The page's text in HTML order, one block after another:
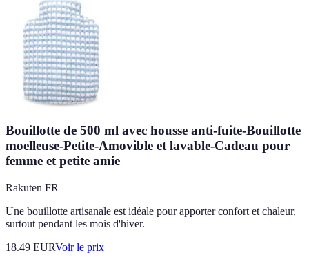
Bouillotte de 500 ml avec housse anti-fuite-Bouillotte
moelleuse-Petite-Amovible et lavable-Cadeau pour
femme et petite amie
Rakuten FR
Une bouillotte artisanale est idéale pour apporter confort et chaleur,
surtout pendant les mois d'hiver.
18.49 EURVoir le prix